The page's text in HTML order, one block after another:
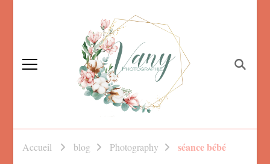
Vanessa Foucault,
Photographe
Mayenne, maternité,
Accueil blog Photography séance bébé